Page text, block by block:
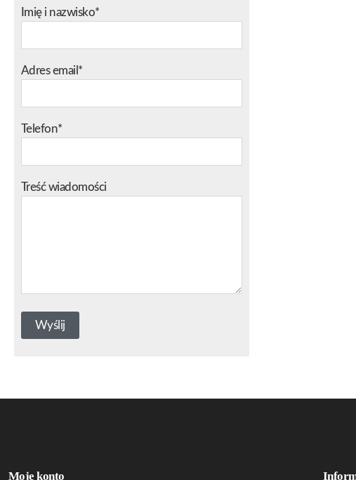
Imię i nazwisko*
Adres email*
Telefon*
Treść wiadomości
Moje konto